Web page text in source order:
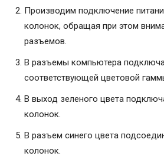
Производим подключение
колонок, обращая при этом
разъемов.
В разъемы компьютера
соответствующей цветовой
В выход зеленого цвета
колонок.
В разъем синего цвета
колонок.